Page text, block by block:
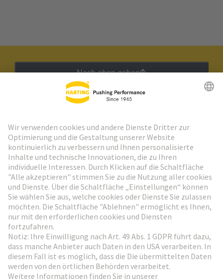
Nach oben gehen
Weiter zur Anmeldung
Social Media